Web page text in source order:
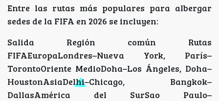
Entre las rutas más populares para albergar
sedes de la FIFA en 2026 se incluyen:
Salida Región común Rutas
FIFAEuropaLondres–Nueva York, París–
TorontoOriente MedioDoha–Los Ángeles, Doha–
HoustonAsiaDelhi–Chicago, Bangkok–
DallasAmérica del SurSao Paulo–